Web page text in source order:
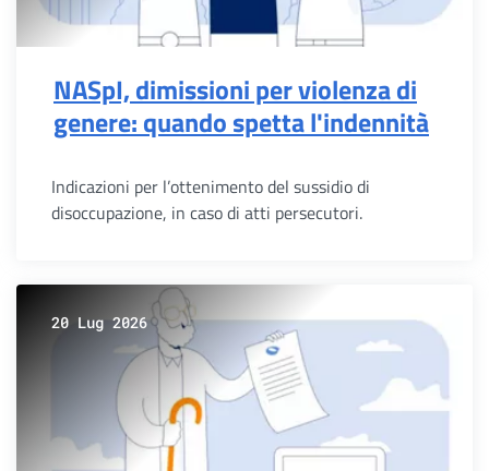
NASpI, dimissioni per violenza di
genere: quando spetta l'indennità
Indicazioni per l’ottenimento del sussidio di
disoccupazione, in caso di atti persecutori.
20 Lug 2026